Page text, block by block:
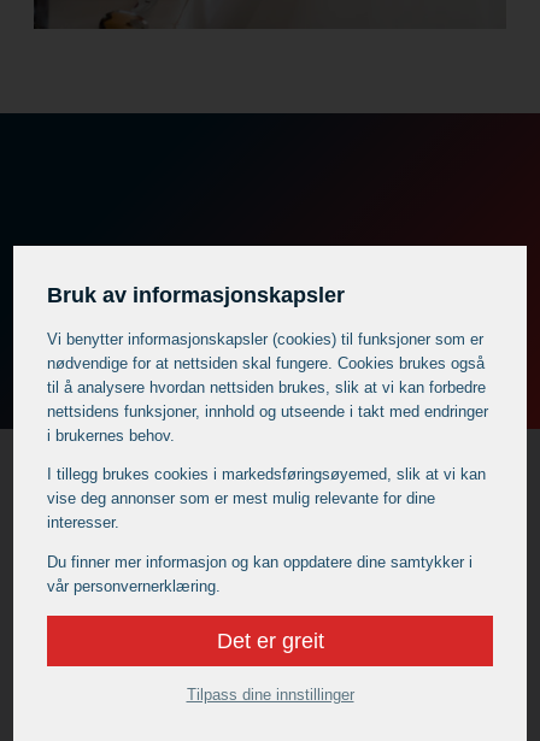
Noen nyttige artikler for deg som er på
jakt etter et cateringfirma i Trofors:
Bruk av informasjonskapsler
Vi benytter informasjons­kapsler (cookies) til funksjoner som er
nødvendige for at nettsiden skal fungere. Cookies brukes også
til å analysere hvordan nettsiden brukes, slik at vi kan forbedre
nettsidens funksjoner, innhold og utseende i takt med endringer
i brukernes behov.
I tillegg brukes cookies i markedsførings­øyemed, slik at vi kan
vise deg annonser som er mest mulig relevante for dine
interesser.
Du finner mer informasjon og kan oppdatere dine samtykker i
vår personvernerklæring.
Det er greit
Tilpass dine innstillinger